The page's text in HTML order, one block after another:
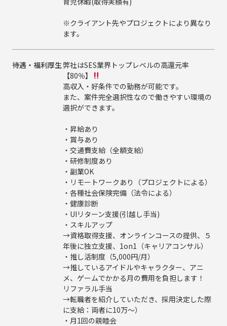
※クライアント先やプロジェクトにより異なり
ます。
待遇・福利厚生弊社はSES業界トップレベルの高還元率
【80％】
高収入・好条件での勤務が可能です。
また、案件完全選択性なので働きやすい環境の
選択ができます。
・昇給あり
・賞与あり
・交通費支給（全額支給）
・研修制度あり
・副業OK
・リモートワークあり（プロジェクトによる）
・各種社会保険完備（法令による）
・健康診断
・UIリターン支援(引越し手当)
・スキルアップ
→資格取得支援、オンラインコースの提供、５
年後に独立支援、1on1（キャリアコンサル）
・推し活制度（5,000円/月）
→推しているアイドルやキャラクター、アニ
メ、ゲームでかかる月の費用を負担します！
リファラル手当
→転職者を紹介していただき、採用決定した際
に支給：両者に10万～）
・月1回の親睦会